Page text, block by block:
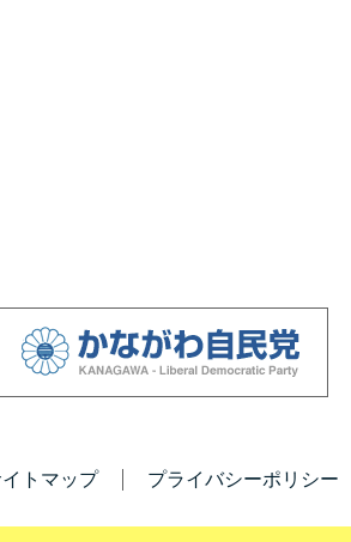
トマップ プライバシーポリシー